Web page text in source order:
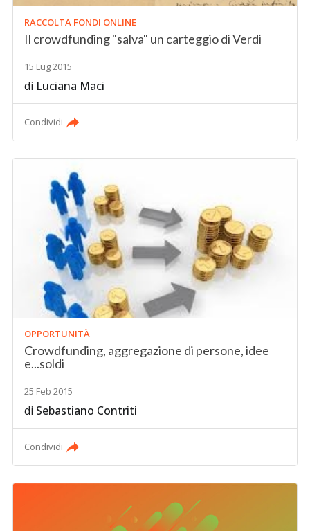
RACCOLTA FONDI ONLINE
Il crowdfunding "salva" un carteggio di Verdi
15 Lug 2015
di Luciana Maci
Condividi
OPPORTUNITÀ
Crowdfunding, aggregazione di persone, idee
e...soldi
25 Feb 2015
di Sebastiano Contriti
Condividi